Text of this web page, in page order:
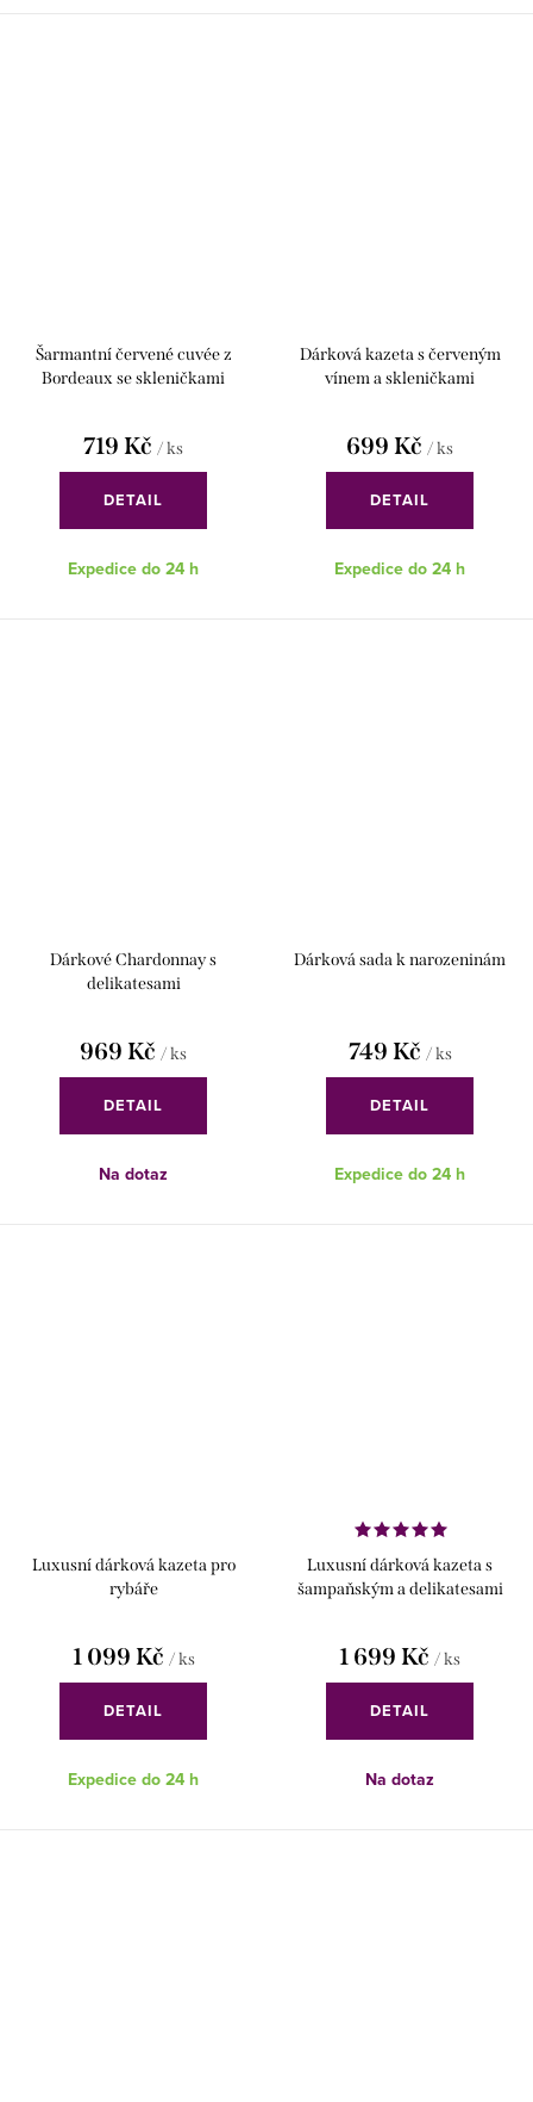
Šarmantní červené cuvée z
Bordeaux se skleničkami
719 Kč / ks
DETAIL
Expedice do 24 h
Dárková kazeta s červeným
vínem a skleničkami
699 Kč / ks
DETAIL
Expedice do 24 h
Dárkové Chardonnay s
delikatesami
969 Kč / ks
DETAIL
Na dotaz
Dárková sada k narozeninám
749 Kč / ks
DETAIL
Expedice do 24 h
Luxusní dárková kazeta pro
rybáře
1 099 Kč / ks
DETAIL
Expedice do 24 h
Luxusní dárková kazeta s
šampaňským a delikatesami
1 699 Kč / ks
DETAIL
Na dotaz